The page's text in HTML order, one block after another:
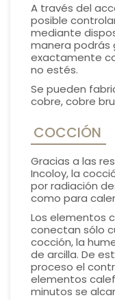
A través del
posible
mediante
manera podrás
exactamente
no estés.
Se pueden
cobre, cobre
COCCIÓN
Gracias a las
Incoloy, la
por radiación
como para
Los elementos
conectan sólo
cocción, la
de arcilla. De
proceso el
elementos
minutos se